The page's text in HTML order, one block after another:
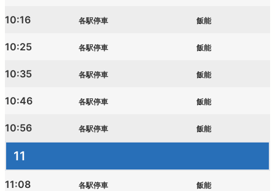
10:16 各駅停車 飯能
10:25 各駅停車 飯能
10:35 各駅停車 飯能
10:46 各駅停車 飯能
10:56 各駅停車 飯能
11
11:08 各駅停車 飯能